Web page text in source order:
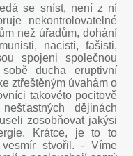
se sníst, není z ní
nekontrolovatelné
než úřadům, dohání
nacisti, fašisti,
spojeni společnou
ducha eruptivní
ztřeštěným úvahám o
takovéto pocitově
dějinách
zosobňovat jakýsi
Krátce, je to to
stvořil. - Víme